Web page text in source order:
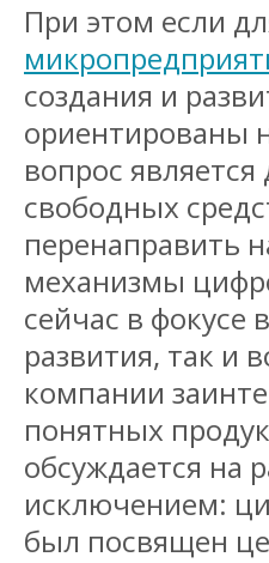
При этом если
создания и
ориентированы
вопрос
свободных
перенаправить
механизмы
сейчас в фокусе
развития, так и
компании
понятных
обсуждается на
исключением:
был посвящен